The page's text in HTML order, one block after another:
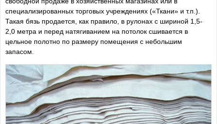
специализированных торговых учреждениях («Ткани» и т.п.).
Такая бязь продается, как правило, в рулонах с шириной 1,5-
2,0 метра и перед натягиванием на потолок сшивается в
цельное полотно по размеру помещения с небольшим
запасом.